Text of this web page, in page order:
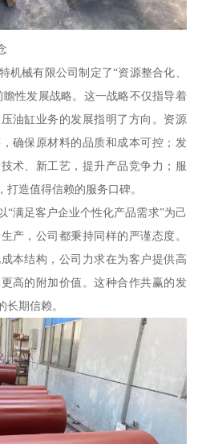
机械有限公司制定了“资源整合化、
性发展战略。这一战略不仅指导着
油缸业务的发展指明了方向。资源
确保原材料的品质和成本可控；发
术、新工艺，提升产品竞争力；服
造值得信赖的服务口碑。
“满足客户企业个性化产品需求”为己
产，公司都秉持同样的严谨态度。
本结构，公司力求在为客户提供高
高的附加价值。这种合作共赢的发
期信赖。